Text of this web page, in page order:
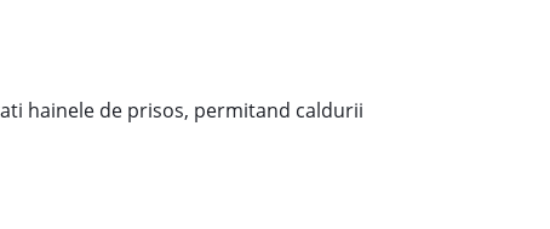
hainele de prisos, permitand caldurii